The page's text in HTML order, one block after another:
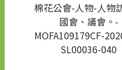
棉花公會-人物-人物
國會、議會。-
MOFA109179CF-
SL00036-040